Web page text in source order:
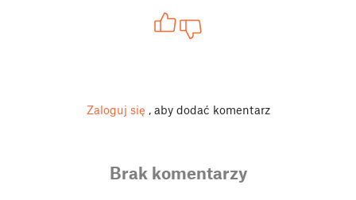
Zaloguj się , aby dodać komentarz
Brak komentarzy